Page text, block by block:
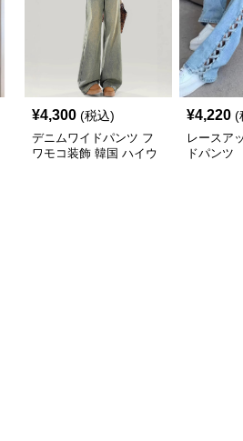
¥4,300 (税込)
デニムワイドパンツ フ
ワモコ装飾 韓国 ハイウ
¥4,220 (
レースア
ドパンツ